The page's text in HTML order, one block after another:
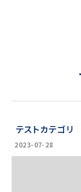
テストカテゴリ
2023-07-28